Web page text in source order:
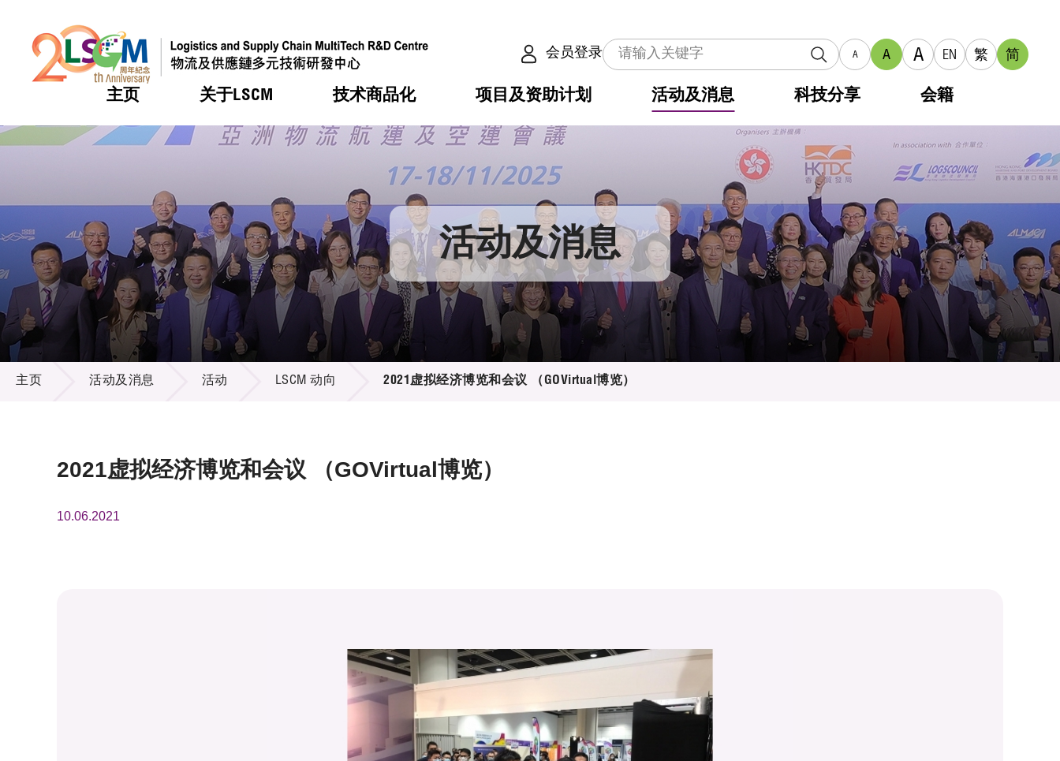
会员登录 A A A EN 繁 简
主页 关于LSCM
热门 机构简介
组织架构
组织架构
董事局
研究顾问
招标通告
技术商品化
热门 服务
可获授权之技术
应用于公共服务之创新技术
重点项目
项目及资助计划
热门 合作计划
资助计划
资助计划
税务优惠
申请
评审
征求研发项目计划书
项目资料库
活动及消息
热门 活动
奖项
新闻中心
媒体报导
新闻稿
资讯中心
多媒体
出版刊物
科技分享 会籍
热门 会籍及服务
会员列表
会员登入 活动及消息
活动及消息
主页 活动及消息 活动 LSCM 动向 2021虚拟经济博览和会议 （GOVirtual博览）
2021虚拟经济博览和会议 （GOVirtual博览）
10.06.2021